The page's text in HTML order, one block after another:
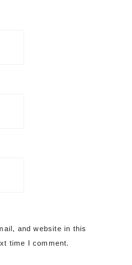
and website in this
time I comment.